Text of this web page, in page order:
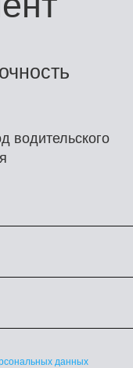
водительского
данных